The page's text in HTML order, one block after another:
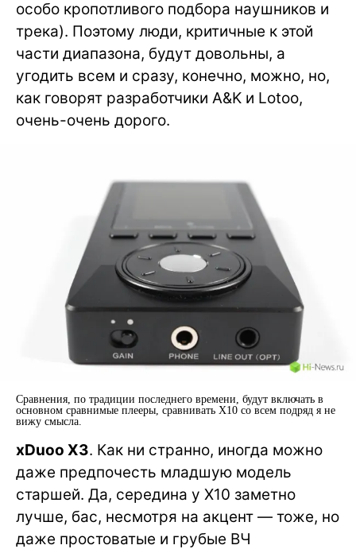
особо кропотливого подбора наушников и
трека). Поэтому люди, критичные к этой
части диапазона, будут довольны, а
угодить всем и сразу, конечно, можно, но,
как говорят разработчики A&K и Lotoo,
очень-очень дорого.
Сравнения, по традиции последнего времени, будут включать в
основном сравнимые плееры, сравнивать X10 со всем подряд я не
вижу смысла.
xDuoo X3. Как ни странно, иногда можно
даже предпочесть младшую модель
старшей. Да, середина у X10 заметно
лучше, бас, несмотря на акцент — тоже, но
даже простоватые и грубые ВЧ